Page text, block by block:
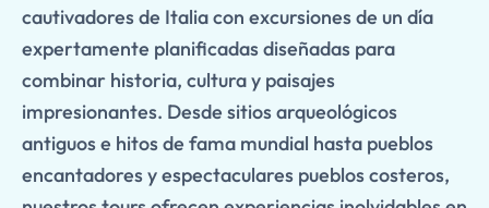
cautivadores de Italia con excursiones de un día
expertamente planificadas diseñadas para
combinar historia, cultura y paisajes
impresionantes. Desde sitios arqueológicos
antiguos e hitos de fama mundial hasta pueblos
encantadores y espectaculares pueblos costeros,